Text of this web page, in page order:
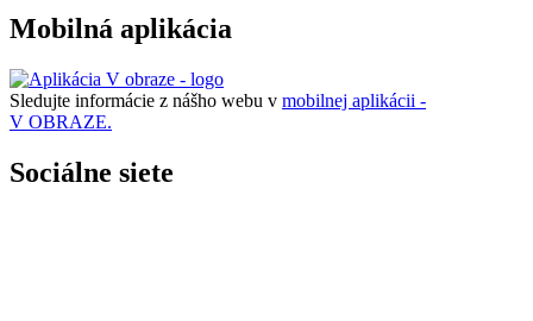
Mobilná aplikácia
Sledujte informácie z nášho webu v mobilnej aplikácii -
V OBRAZE.
Sociálne siete